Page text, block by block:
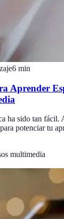
6 min
Aprender
ha sido tan fácil.
potenciar tu
multimedia